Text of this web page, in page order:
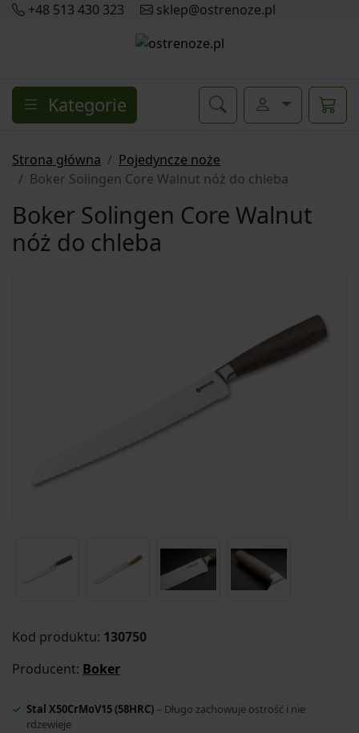
+48 513 430 323 sklep@ostrenoze.pl
Kategorie
Strona główna
Pojedyncze noże
Boker Solingen Core Walnut nóż do chleba
Boker Solingen Core Walnut
nóż do chleba
Kod produktu: 130750
Producent: Boker
Stal X50CrMoV15 (58HRC) – Długo zachowuje ostrość i nie
rdzewieje